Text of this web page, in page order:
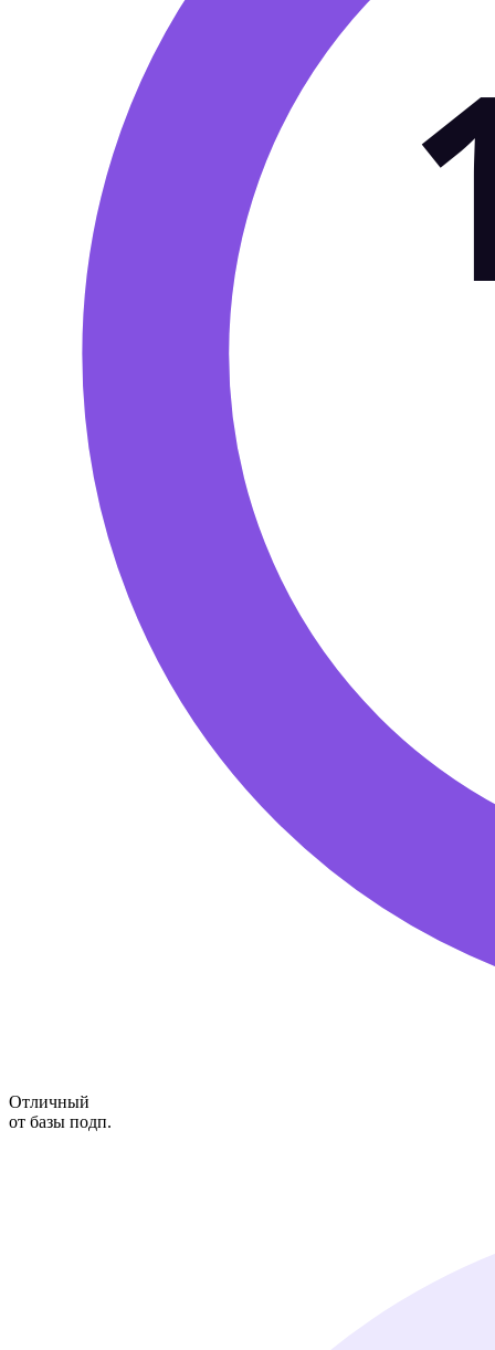
Отличный
от базы подп.